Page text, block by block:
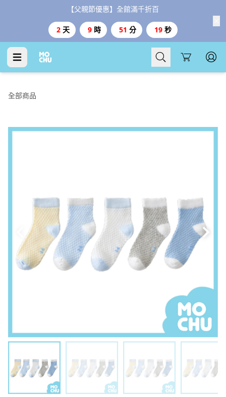
【父親節優惠】全館滿千折百
2 天 9 時 51 分 18 秒
Cart
全部商品